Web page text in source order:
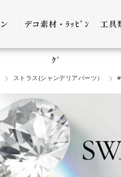
台
デコ素材・ﾗｯﾋﾟﾝ
ｸﾞ
デコ素材
ﾗｯﾋﾟﾝｸﾞ雑貨
工具
ピ
ア
接着
ストラス(シャンデリアパーツ）